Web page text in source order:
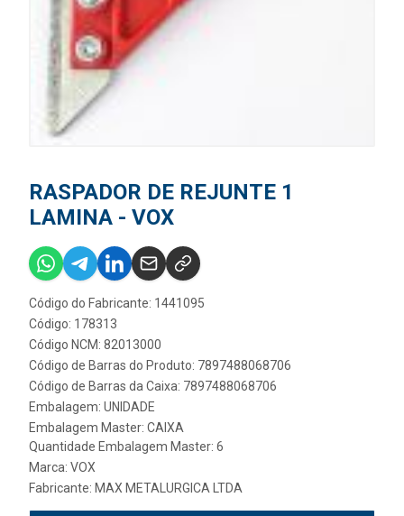
RASPADOR DE REJUNTE 1
LAMINA - VOX
Código do Fabricante: 1441095
Código: 178313
Código NCM: 82013000
Código de Barras do Produto: 7897488068706
Código de Barras da Caixa: 7897488068706
Embalagem: UNIDADE
Embalagem Master: CAIXA
Quantidade Embalagem Master: 6
Marca: VOX
Fabricante: MAX METALURGICA LTDA